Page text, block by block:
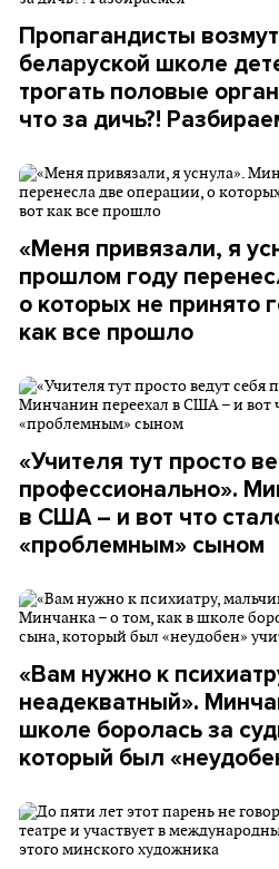
Пропагандисты
беларуской школе
трогать половые
что за дичь?!
«Меня привязали, я
прошлом году
о которых не принято
как все прошло
«Учителя тут просто
профессионально».
в США – и вот что
«проблемным» сыном
«Вам нужно к
неадекватный».
школе боролась за
который был